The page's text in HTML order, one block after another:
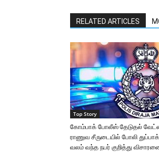
RELATED ARTICLES
Top Story
கோம்பாக் போலீஸ் தேடுதல்
ராணுவ சீருடையில் போலி
வலம் வந்த நபர் குறித்து